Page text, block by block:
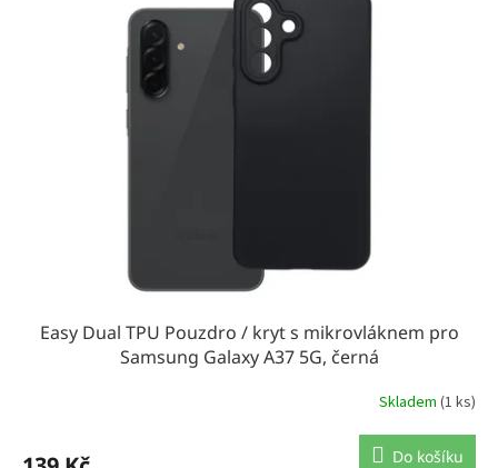
Easy Dual TPU Pouzdro / kryt s mikrovláknem pro
Samsung Galaxy A37 5G, černá
Skladem (1 ks)
Do košíku